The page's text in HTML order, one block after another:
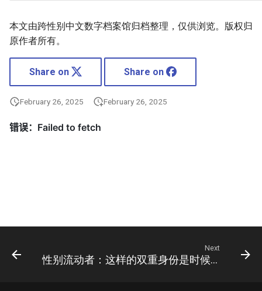
本文由跨性别中文数字档案馆归档整理，仅供浏览。版权归
原作者所有。
Share on Share on
February 26, 2025 February 26, 2025
Next
性别流动者：这样的双重身份是时候放下了